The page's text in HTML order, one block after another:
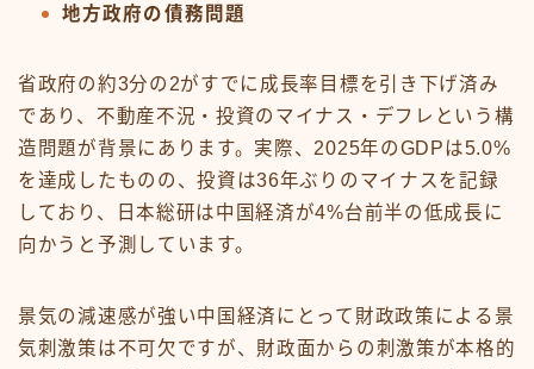
地方政府の債務問題
省政府の約3分の2がすでに成長率目標を引き下げ済み
であり、不動産不況・投資のマイナス・デフレという構
造問題が背景にあります。実際、2025年のGDPは5.0%
を達成したものの、投資は36年ぶりのマイナスを記録
しており、日本総研は中国経済が4%台前半の低成長に
向かうと予測しています。
景気の減速感が強い中国経済にとって財政政策による景
気刺激策は不可欠ですが、財政面からの刺激策が本格的